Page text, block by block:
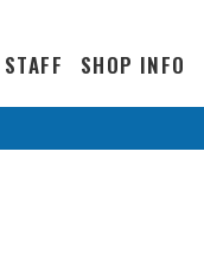
STAFF SHOP INFO